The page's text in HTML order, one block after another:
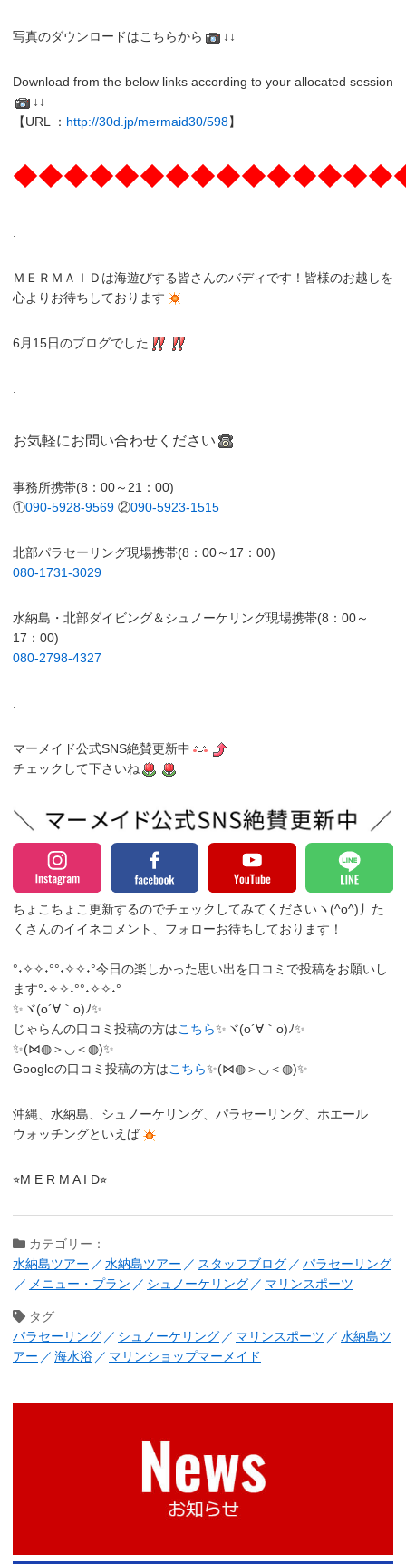
写真のダウンロードはこちらから ↓↓
Download from the below links according to your allocated session
↓↓
【URL ： http://30d.jp/mermaid30/598】
ＭＥＲＭＡＩＤは海遊びする皆さんのバディです！皆様のお越しを
心よりお待ちしております
6月15日のブログでした
お気軽にお問い合わせください
事務所携帯(8：00～21：00)
①090-5928-9569 ②090-5923-1515
北部パラセーリング現場携帯(8：00～17：00)
080-1731-3029
水納島・北部ダイビング＆シュノーケリング現場携帯(8：00～
17：00)
080-2798-4327
マーメイド公式SNS絶賛更新中
チェックして下さいね
ちょこちょこ更新するのでチェックしてみてくださいヽ(^o^)丿 た
くさんのイイネコメント、フォローお待ちしております！
°˖✧✧˖°°˖✧✧˖°今日の楽しかった思い出を口コミで投稿をお願いし
ます°˖✧✧˖°°˖✧✧˖°
✨ヾ(o´∀｀o)ﾉ✨
じゃらんの口コミ投稿の方はこちら✨ヾ(o´∀｀o)ﾉ✨
✨(⋈◍＞◡＜◍)✨
Googleの口コミ投稿の方はこちら✨(⋈◍＞◡＜◍)✨
沖縄、水納島、シュノーケリング、パラセーリング、ホエール
ウォッチングといえば
⭐︎M E R M A I D⭐︎
カテゴリー：
水納島ツアー
水納島ツアー スタッフブログ
パラセーリング
メニュー・プラン
シュノーケリング マリンスポーツ
タグ
パラセーリング
シュノーケリング マリンスポーツ
水納島ツ
アー
海水浴 マリンショップマーメイド